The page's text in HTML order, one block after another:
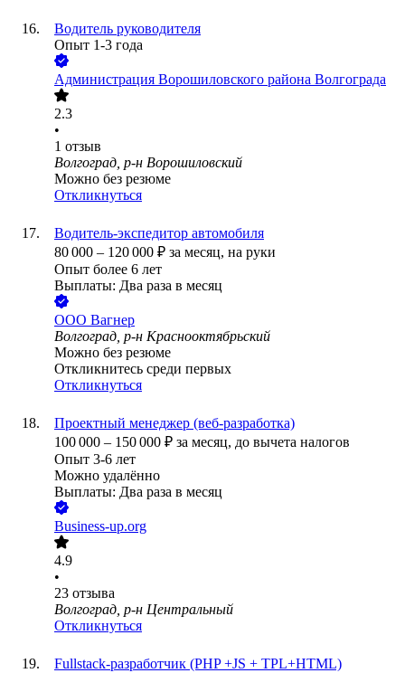
Водитель руководителя
Опыт 1-3 года
Администрация Ворошиловского района Волгограда
2.3
•
1 отзыв
Волгоград, р-н Ворошиловский
Можно без резюме
Откликнуться
Водитель-экспедитор автомобиля
80 000 – 120 000 ₽ за месяц, на руки
Опыт более 6 лет
Выплаты: Два раза в месяц
ООО Вагнер
Волгоград, р-н Краснооктябрьский
Можно без резюме
Откликнитесь среди первых
Откликнуться
Проектный менеджер (веб-разработка)
100 000 – 150 000 ₽ за месяц, до вычета налогов
Опыт 3-6 лет
Можно удалённо
Выплаты: Два раза в месяц
Business-up.org
4.9
•
23 отзыва
Волгоград, р-н Центральный
Откликнуться
Fullstack-разработчик (PHP +JS + TPL+HTML)